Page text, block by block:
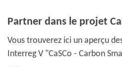
Partner dans le projet
Vous trouverez ici un aperçu
Interreg V "CaSCo - Carbon